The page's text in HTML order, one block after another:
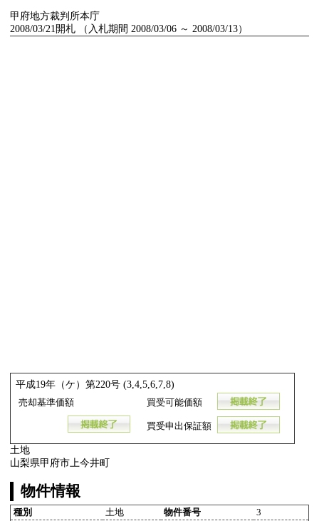
甲府地方裁判所本庁
2008/03/21開札 （入札期間 2008/03/06 ～ 2008/03/13）
平成19年（ケ）第220号 (3,4,5,6,7,8)
売却基準価額 買受可能価額
買受申出保証額
土地
山梨県甲府市上今井町
物件情報
種別 土地 物件番号 3